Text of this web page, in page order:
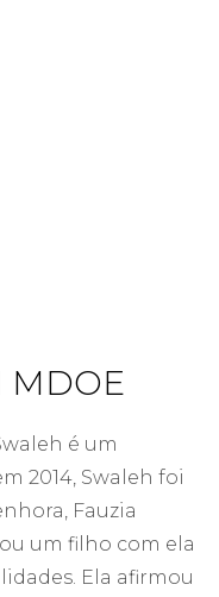
MDOE
é um
2014, Swaleh foi
Fauzia
um filho com ela
Ela afirmou